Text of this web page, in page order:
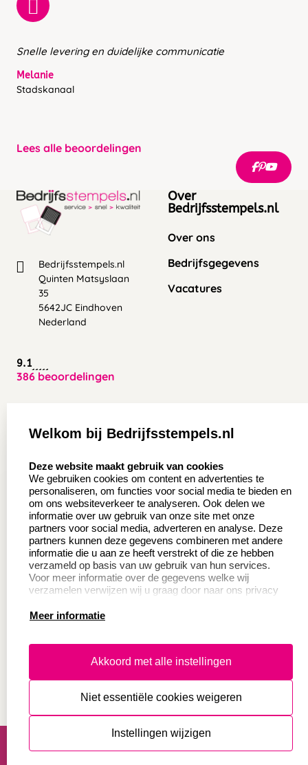
Snelle levering en duidelijke communicatie
Melanie
Stadskanaal
Lees alle beoordelingen
Bedrijfsstempels.nl
Quinten Matsyslaan
35
5642JC Eindhoven
Nederland
9.1
386 beoordelingen
Over
Bedrijfsstempels.nl
Over ons
Bedrijfsgegevens
Vacatures
Aanvraag op maat
Wederverkoper
worden
Sale
Betaling & Verzending
Contact opnemen
Veel gestelde vragen
Retourneren
Herroepingsrecht
Productinformatie:
Instructie voor
Aanleverspecificaties
Safety Sheets
algemene voorwaarden
disclaimer
Welkom bij Bedrijfsstempels.nl
Deze website maakt gebruik van cookies
We gebruiken cookies om content en advertenties te
personaliseren, om functies voor social media te bieden en
om ons websiteverkeer te analyseren. Ook delen we
informatie over uw gebruik van onze site met onze
partners voor social media, adverteren en analyse. Deze
partners kunnen deze gegevens combineren met andere
informatie die u aan ze heeft verstrekt of die ze hebben
verzameld op basis van uw gebruik van hun services.
Voor meer informatie over de gegevens welke wij
verzamelen verwijzen wij u graag door naar ons privacy
Meer informatie
Akkoord met alle instellingen
Niet essentiële cookies weigeren
Instellingen wijzigen